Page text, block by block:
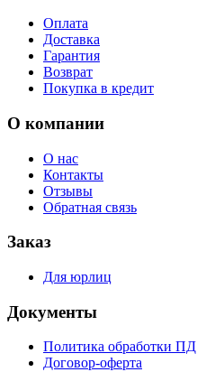
Оплата
Доставка
Гарантия
Возврат
Покупка в кредит
О компании
О нас
Контакты
Отзывы
Обратная связь
Заказ
Для юрлиц
Документы
Политика обработки ПД
Договор-оферта